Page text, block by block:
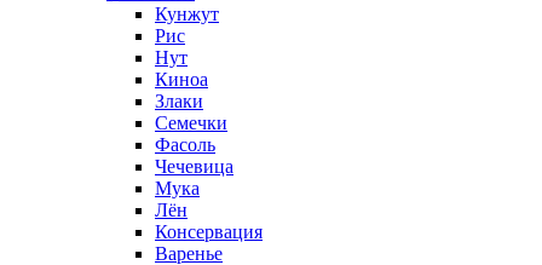
Кунжут
Рис
Нут
Киноа
Злаки
Семечки
Фасоль
Чечевица
Мука
Лён
Консервация
Варенье